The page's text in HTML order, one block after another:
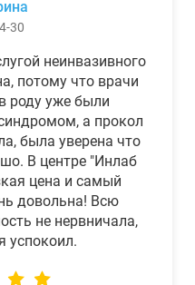
30
неинвазивного
потому что врачи
роду уже были
а прокол
была уверена что
В центре "Инлаб
цена и самый
довольна! Всю
не нервничала,
успокоил.